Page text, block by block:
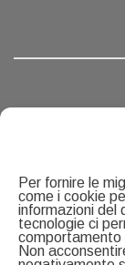
Per fornire le
come i cookie
informazioni del
tecnologie ci
comportamento
Non